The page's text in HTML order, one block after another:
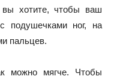
вы хотите, чтобы ваш
подушечками ног, на
пальцев.
можно мягче. Чтобы